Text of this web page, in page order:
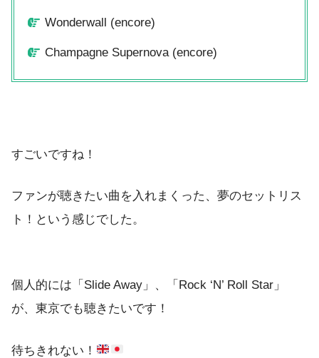
Wonderwall (encore)
Champagne Supernova (encore)
すごいですね！
ファンが聴きたい曲を入れまくった、夢のセットリス
ト！という感じでした。
個人的には「Slide Away」、「Rock ‘N’ Roll Star」
が、東京でも聴きたいです！
待ちきれない！